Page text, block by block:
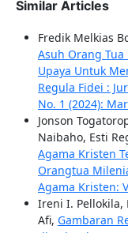
Similar Articles
Fredik Melkias
Asuh Orang
Upaya Untuk
Regula Fidei :
No. 1 (2024):
Jonson
Naibaho, Esti
Agama Kristen
Orangtua
Agama Kristen:
Ireni I. Pellokila,
Afi, Gambaran